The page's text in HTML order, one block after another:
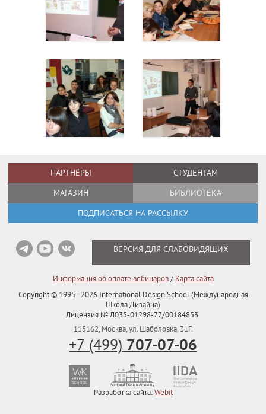
ПАРТНЁРЫ
СТУДЕНТАМ
МАГАЗИН
БИБЛИОТЕКА
ПОДПИСАТЬСЯ НА РАССЫЛКУ
ВЕРСИЯ ДЛЯ СЛАБОВИДЯЩИХ
Информация об оплате вебинаров/ Карта сайта
Copyright © 1995–2026 International Design School (Международная
Школа Дизайна)
Лицензия № Л035-01298-77/00184853.
115162 Москва, ул. Шаболовка, 31Г.
+7 (499) 707-07-06
Разработка сайта:Webit